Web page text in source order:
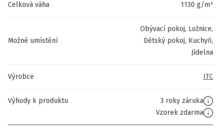
Celková váha 1130 g/m²
Možné umístění
Obývací pokoj, Ložnice,
Dětský pokoj, Kuchyň,
Jídelna
Výrobce ITC
Výhody k produktu
3 roky záruka
Vzorek zdarma